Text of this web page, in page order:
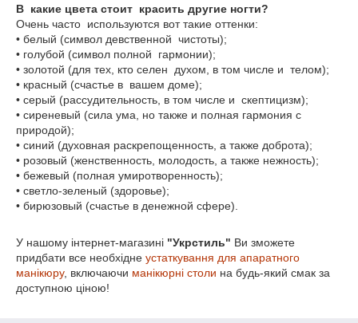
В какие цвета стоит красить другие ногти?
Очень часто используются вот такие оттенки:
• белый (символ девственной чистоты);
• голубой (символ полной гармонии);
• золотой (для тех, кто селен духом, в том числе и телом);
• красный (счастье в вашем доме);
• серый (рассудительность, в том числе и скептицизм);
• сиреневый (сила ума, но также и полная гармония с
природой);
• синий (духовная раскрепощенность, а также доброта);
• розовый (женственность, молодость, а также нежность);
• бежевый (полная умиротворенность);
• светло-зеленый (здоровье);
• бирюзовый (счастье в денежной сфере).
У нашому інтернет-магазині "Укрстиль" Ви зможете
придбати все необхідне устаткування для апаратного
манікюру, включаючи манікюрні столи на будь-який смак за
доступною ціною!